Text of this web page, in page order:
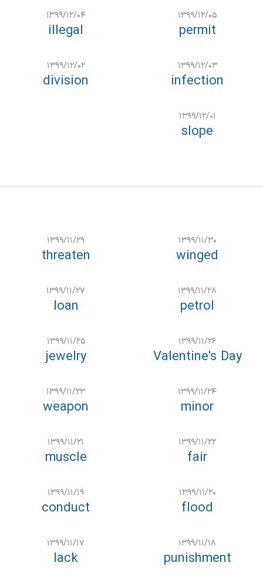
۱۳۹۹/۱۲/۰۵
permit
۱۳۹۹/۱۲/۰۴
illegal
۱۳۹۹/۱۲/۰۳
infection
۱۳۹۹/۱۲/۰۲
division
۱۳۹۹/۱۲/۰۱
slope
۱۳۹۹/۱۱/۳۰
winged
۱۳۹۹/۱۱/۲۹
threaten
۱۳۹۹/۱۱/۲۸
petrol
۱۳۹۹/۱۱/۲۷
loan
۱۳۹۹/۱۱/۲۶
Valentine's Day
۱۳۹۹/۱۱/۲۵
jewelry
۱۳۹۹/۱۱/۲۴
minor
۱۳۹۹/۱۱/۲۳
weapon
۱۳۹۹/۱۱/۲۲
fair
۱۳۹۹/۱۱/۲۱
muscle
۱۳۹۹/۱۱/۲۰
flood
۱۳۹۹/۱۱/۱۹
conduct
۱۳۹۹/۱۱/۱۸
punishment
۱۳۹۹/۱۱/۱۷
lack